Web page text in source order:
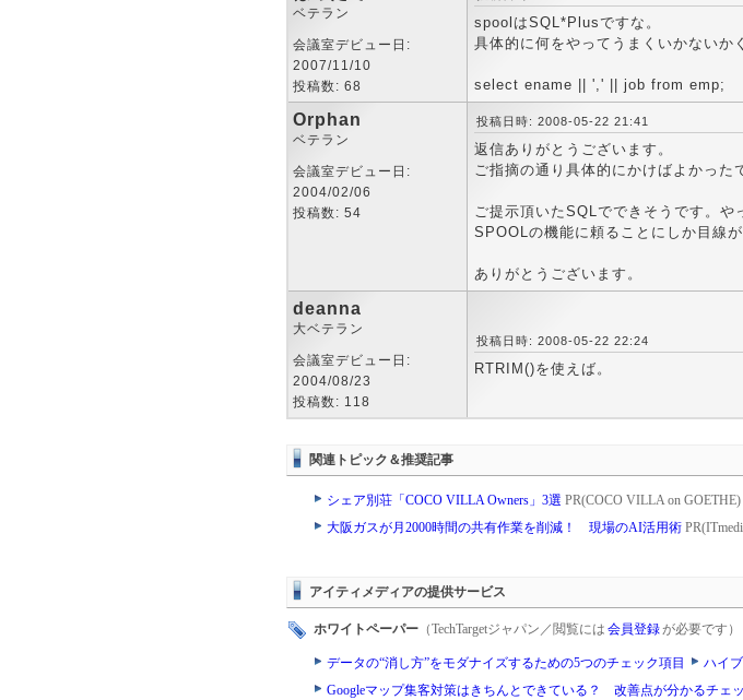
ベテラン
会議室デビュー日:
2007/11/10
投稿数: 68
spoolはSQL*Plusですな。
具体的に何をやってうまくいかないか
select ename || ',' || job from emp;
Orphan
ベテラン
会議室デビュー日:
2004/02/06
投稿数: 54
投稿日時: 2008-05-22 21:41
返信ありがとうございます。
ご指摘の通り具体的にかけばよかった
ご提示頂いたSQLでできそうです。や
SPOOLの機能に頼ることにしか目線
ありがとうございます。
deanna
大ベテラン
会議室デビュー日:
2004/08/23
投稿数: 118
投稿日時: 2008-05-22 22:24
RTRIM()を使えば。
関連トピック＆推奨記事
シェア別荘「COCO VILLA Owners」3選 PR(COCO VILLA on GOETHE)
大阪ガスが月2000時間の共有作業を削減！ 現場のAI活用術
アイティメディアの提供サービス
ホワイトペーパー （TechTargetジャパン／閲覧には 会員登録が必要です）
データの“消し方”をモダナイズするための5つのチェック項目
ハイ
Googleマップ集客対策はきちんとできている？ 改善点が分かるチェ